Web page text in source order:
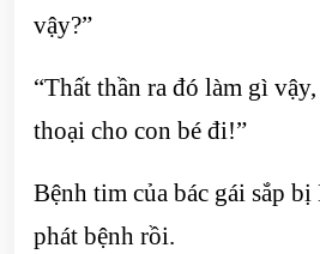
vậy?”
“Thất thần ra đó làm gì
thoại cho con bé đi!”
Bệnh tim của bác gái sắp
phát bệnh rồi.